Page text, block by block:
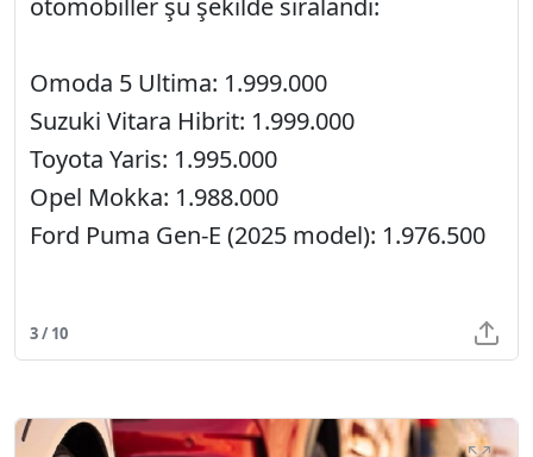
otomobiller şu şekilde sıralandı:
Omoda 5 Ultima: 1.999.000
Suzuki Vitara Hibrit: 1.999.000
Toyota Yaris: 1.995.000
Opel Mokka: 1.988.000
Ford Puma Gen-E (2025 model): 1.976.500
3 / 10